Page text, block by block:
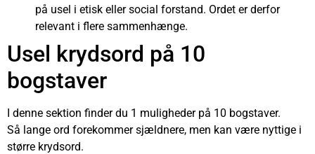
på usel i etisk eller social forstand. Ordet er derfor
relevant i flere sammenhænge.
Usel krydsord på 10
bogstaver
I denne sektion finder du 1 muligheder på 10 bogstaver.
Så lange ord forekommer sjældnere, men kan være nyttige i
større krydsord.